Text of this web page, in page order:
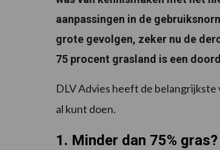
aanpassingen in de
grote gevolgen, zeker nu de
75 procent grasland is een
DLV Advies heeft de
al kunt doen.
1. Minder dan 75%